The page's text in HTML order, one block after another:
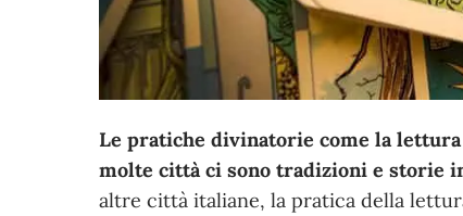
Le pratiche divinatorie come la
molte città ci sono tradizioni e storie
altre città italiane, la pratica della